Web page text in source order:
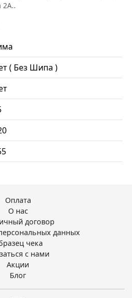
2А..
( Без Шипа )
Оплата
О нас
договор
данных
чека
с нами
Акции
Блог